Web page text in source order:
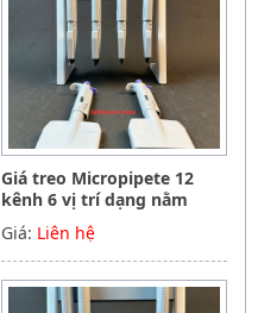
Giá treo Micropipete 12
kênh 6 vị trí dạng nằm
ngang, Hãng Phoenix
instrument Germany
Giá: Liên hệ